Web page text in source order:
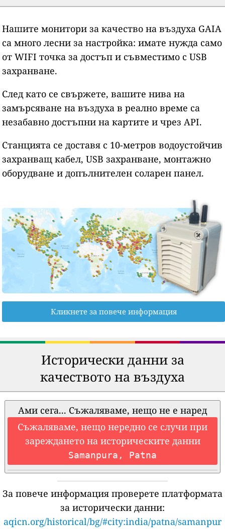
Нашите монитори за качество на въздуха GAIA
са много лесни за настройка: имате нужда само
от WIFI точка за достъп и съвместимо с USB
захранване.
След като се свържете, вашите нива на
замърсяване на въздуха в реално време са
незабавно достъпни на картите и чрез API.
Станцията се доставя с 10-метров водоустойчив
захранващ кабел, USB захранване, монтажно
оборудване и допълнителен соларен панел.
Кликнете за повече информация
Исторически данни за
качеството на въздуха
Ами сега... Съжаляваме, нещо не е наред
Съжаляваме, нещо нередно се случи при
зареждането на историческите данни
Samanpura, Patna
За повече информация проверете платформата
за исторически данни:
aqicn.org/historical/bg/#city:india/patna/samanpur